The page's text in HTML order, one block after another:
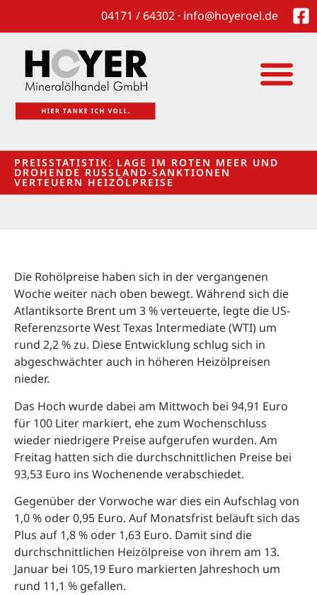
04171 / 64302 · info@hoyeroel.de
PREISSTATISTIK: LAGE IM ROTEN MEER UND
DROHENDE RUSSLAND-SANKTIONEN
VERTEUERN HEIZÖLPREISE
Die Rohölpreise haben sich in der vergangenen
Woche weiter nach oben bewegt. Während sich die
Atlantiksorte Brent um 3 % verteuerte, legte die US-
Referenzsorte West Texas Intermediate (WTI) um
rund 2,2 % zu. Diese Entwicklung schlug sich in
abgeschwächter auch in höheren Heizölpreisen
nieder.
Das Hoch wurde dabei am Mittwoch bei 94,91 Euro
für 100 Liter markiert, ehe zum Wochenschluss
wieder niedrigere Preise aufgerufen wurden. Am
Freitag hatten sich die durchschnittlichen Preise bei
93,53 Euro ins Wochenende verabschiedet.
Gegenüber der Vorwoche war dies ein Aufschlag von
1,0 % oder 0,95 Euro. Auf Monatsfrist beläuft sich das
Plus auf 1,8 % oder 1,63 Euro. Damit sind die
durchschnittlichen Heizölpreise von ihrem am 13.
Januar bei 105,19 Euro markierten Jahreshoch um
rund 11,1 % gefallen.